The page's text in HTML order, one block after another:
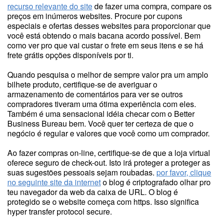
recurso relevante do sitede fazer uma compra, compare os
preços em inúmeros websites. Procure por cupons
especiais e ofertas desses websites para proporcionar que
você está obtendo o mais bacana acordo possível. Bem
como ver pro que vai custar o frete em seus itens e se há
frete grátis opções disponíveis por ti.
Quando pesquisa o melhor de sempre valor pra um amplo
bilhete produto, certifique-se de averiguar o
armazenamento de comentários para ver se outros
compradores tiveram uma ótima experiência com eles.
Também é uma sensacional idéia checar com o Better
Business Bureau bem. Você quer ter certeza de que o
negócio é regular e valores que você como um comprador.
Ao fazer compras on-line, certifique-se de que a loja virtual
oferece seguro de check-out. Isto irá proteger a proteger as
suas sugestões pessoais sejam roubadas. por favor, clique
no seguinte site da interneto blog é criptografado olhar pro
teu navegador da web da caixa de URL. O blog é
protegido se o website começa com https. Isso significa
hyper transfer protocol secure.